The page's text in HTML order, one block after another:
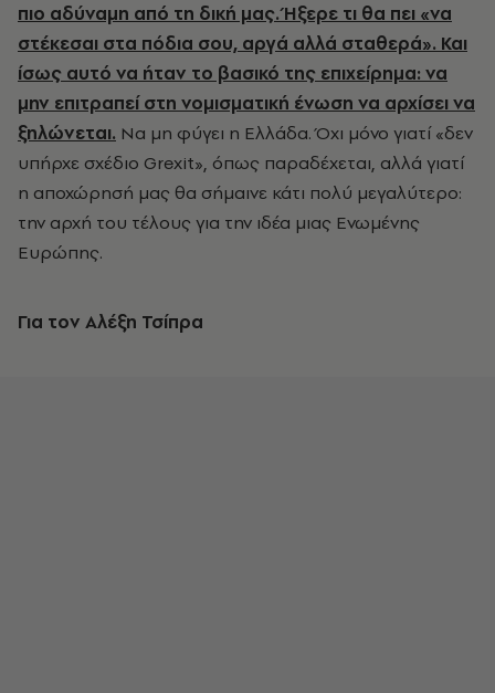
πιο αδύναμη από τη δική μας. Ήξερε τι θα πει «να
στέκεσαι στα πόδια σου, αργά αλλά σταθερά». Και
ίσως αυτό να ήταν το βασικό της επιχείρημα: να
μην επιτραπεί στη νομισματική ένωση να αρχίσει να
ξηλώνεται. Να μη φύγει η Ελλάδα. Όχι μόνο γιατί «δεν
υπήρχε σχέδιο Grexit», όπως παραδέχεται, αλλά γιατί
η αποχώρησή μας θα σήμαινε κάτι πολύ μεγαλύτερο:
την αρχή του τέλους για την ιδέα μιας Ενωμένης
Ευρώπης.
Για τον Αλέξη Τσίπρα